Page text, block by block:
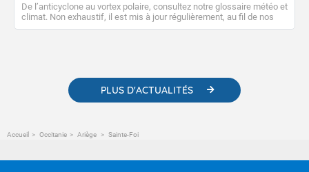
De l’anticyclone au vortex polaire, consultez notre glossaire météo et
climat. Non exhaustif, il est mis à jour régulièrement, au fil de nos
publications. Vous y trouverez également des liens utiles vers nos
PLUS D'ACTUALITÉS
Accueil Occitanie Ariège Sainte-Foi